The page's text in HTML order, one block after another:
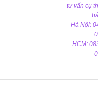
tư vấn cụ
Hà Nội:
HCM: